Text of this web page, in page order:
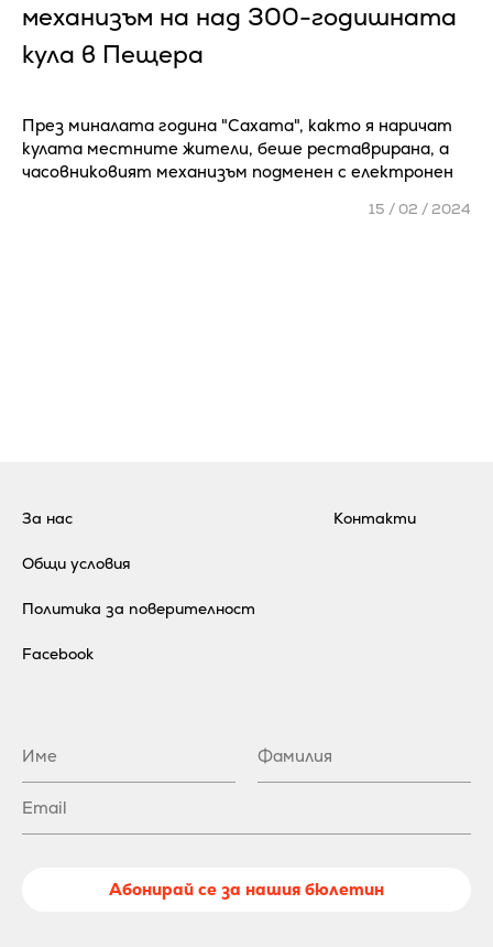
механизъм на над 300-годишната
кула в Пещера
През миналата година "Сахата", както я наричат
кулата местните жители, беше реставрирана, а
часовниковият механизъм подменен с електронен
15 / 02 / 2024
За нас
Общи условия
Политика за поверителност
Контакти
Facebook
Абонирай се за нашия бюлетин